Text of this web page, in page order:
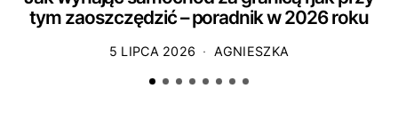
tym zaoszczędzić – poradnik w 2026 roku
5 LIPCA 2026 AGNIESZKA